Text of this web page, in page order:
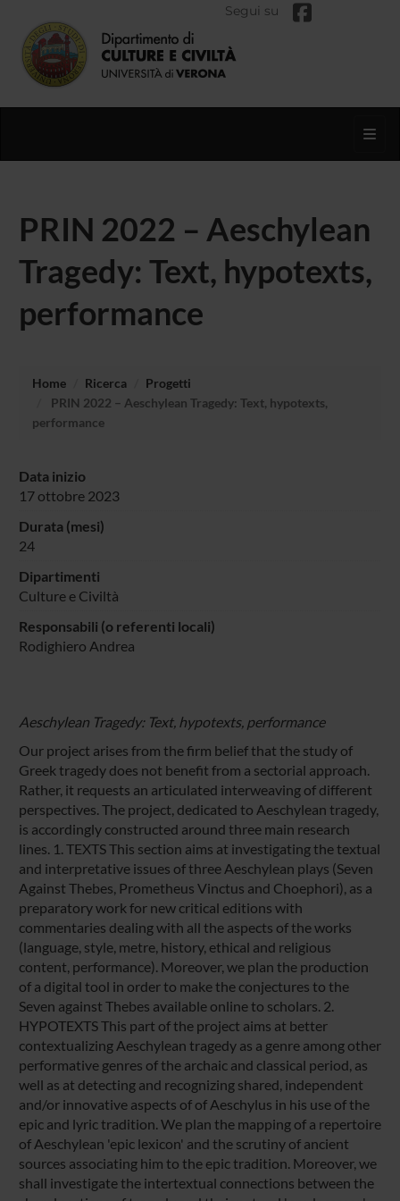
Segui su
PRIN 2022 – Aeschylean
Tragedy: Text, hypotexts,
performance
Home Ricerca
Progetti
PRIN 2022 – Aeschylean Tragedy: Text, hypotexts,
performance
Data inizio
17 ottobre 2023
Durata (mesi)
24
Dipartimenti
Culture e Civiltà
Responsabili (o referenti locali)
Rodighiero Andrea
Aeschylean Tragedy: Text, hypotexts, performance
Our project arises from the firm belief that the study of
Greek tragedy does not benefit from a sectorial approach.
Rather, it requests an articulated interweaving of different
perspectives. The project, dedicated to Aeschylean tragedy,
is accordingly constructed around three main research
lines. 1. TEXTS This section aims at investigating the textual
and interpretative issues of three Aeschylean plays (Seven
Against Thebes, Prometheus Vinctus and Choephori), as a
preparatory work for new critical editions with
commentaries dealing with all the aspects of the works
(language, style, metre, history, ethical and religious
content, performance). Moreover, we plan the production
of a digital tool in order to make the conjectures to the
Seven against Thebes available online to scholars. 2.
HYPOTEXTS This part of the project aims at better
contextualizing Aeschylean tragedy as a genre among other
performative genres of the archaic and classical period, as
well as at detecting and recognizing shared, independent
and/or innovative aspects of of Aeschylus in his use of the
epic and lyric tradition. We plan the mapping of a repertoire
of Aeschylean 'epic lexicon' and the scrutiny of ancient
sources associating him to the epic tradition. Moreover, we
shall investigate the intertextual connections between the